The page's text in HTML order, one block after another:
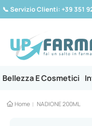
📞 Servizio Clienti: +39 351
Bellezza E Cosmetici
Home NADIONE 200ML